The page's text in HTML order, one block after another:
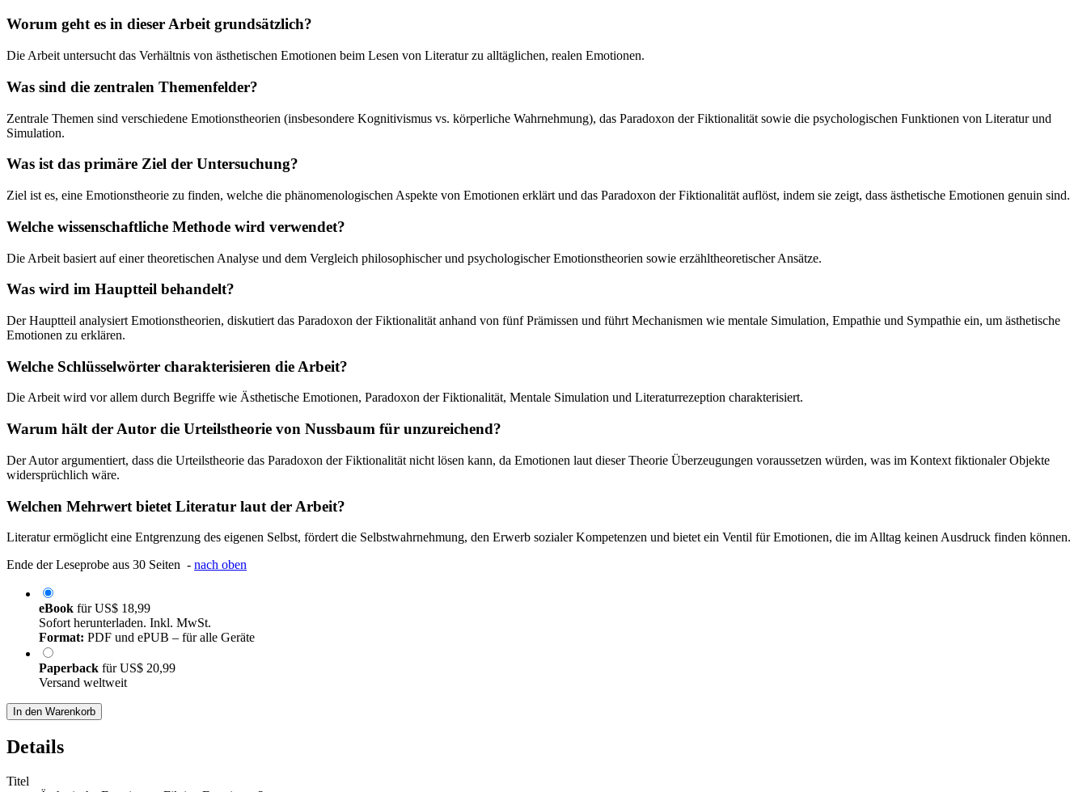
Worum geht es in dieser Arbeit grundsätzlich?
Die Arbeit untersucht das Verhältnis von ästhetischen Emotionen beim Lesen von Literatur zu alltäglichen, realen Emotionen.
Was sind die zentralen Themenfelder?
Zentrale Themen sind verschiedene Emotionstheorien (insbesondere Kognitivismus vs. körperliche Wahrnehmung), das Paradoxon der Fiktionalität sowie die psychologischen Funktionen von Literatur und
Simulation.
Was ist das primäre Ziel der Untersuchung?
Ziel ist es, eine Emotionstheorie zu finden, welche die phänomenologischen Aspekte von Emotionen erklärt und das Paradoxon der Fiktionalität auflöst, indem sie zeigt, dass ästhetische Emotionen genuin sind.
Welche wissenschaftliche Methode wird verwendet?
Die Arbeit basiert auf einer theoretischen Analyse und dem Vergleich philosophischer und psychologischer Emotionstheorien sowie erzähltheoretischer Ansätze.
Was wird im Hauptteil behandelt?
Der Hauptteil analysiert Emotionstheorien, diskutiert das Paradoxon der Fiktionalität anhand von fünf Prämissen und führt Mechanismen wie mentale Simulation, Empathie und Sympathie ein, um ästhetische
Emotionen zu erklären.
Welche Schlüsselwörter charakterisieren die Arbeit?
Die Arbeit wird vor allem durch Begriffe wie Ästhetische Emotionen, Paradoxon der Fiktionalität, Mentale Simulation und Literaturrezeption charakterisiert.
Warum hält der Autor die Urteilstheorie von Nussbaum für unzureichend?
Der Autor argumentiert, dass die Urteilstheorie das Paradoxon der Fiktionalität nicht lösen kann, da Emotionen laut dieser Theorie Überzeugungen voraussetzen würden, was im Kontext fiktionaler Objekte
widersprüchlich wäre.
Welchen Mehrwert bietet Literatur laut der Arbeit?
Literatur ermöglicht eine Entgrenzung des eigenen Selbst, fördert die Selbstwahrnehmung, den Erwerb sozialer Kompetenzen und bietet ein Ventil für Emotionen, die im Alltag keinen Ausdruck finden können.
Ende der Leseprobe aus 30 Seiten - nach oben
eBook fürUS$ 18,99
Sofort herunterladen. Inkl. MwSt.
Format: PDF und ePUB – für alle Geräte
Paperback fürUS$ 20,99
Versand weltweit
In den Warenkorb
Details
Titel